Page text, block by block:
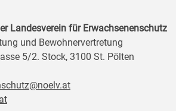
Landesverein für Erwachsenenschutz
und Bewohnervertretung
5/2. Stock, 3100 St. Pölten